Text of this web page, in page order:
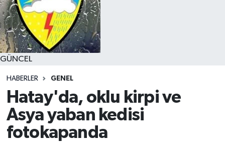
GÜNCEL
HABERLER GENEL
Hatay'da, oklu kirpi ve
Asya yaban kedisi
fotokapanda